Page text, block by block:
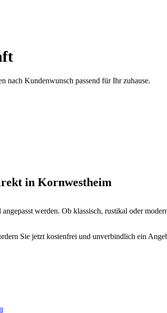
nach Kundenwunsch passend für Ihr zuhause.
in Kornwestheim
werden. Ob klassisch, rustikal oder
Sie jetzt kostenfrei und unverbindlich ein